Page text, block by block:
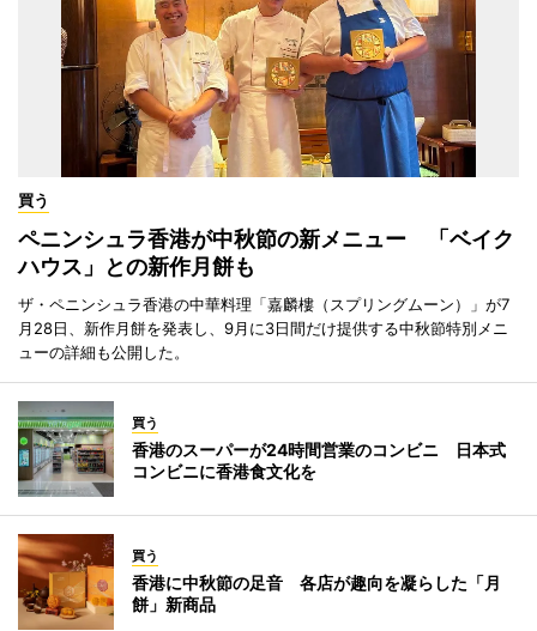
買う
ペニンシュラ香港が中秋節の新メニュー 「ベイク
ハウス」との新作月餅も
ザ・ペニンシュラ香港の中華料理「嘉麟樓（スプリングムーン）」が7
月28日、新作月餅を発表し、9月に3日間だけ提供する中秋節特別メニ
ューの詳細も公開した。
買う
香港のスーパーが24時間営業のコンビニ 日本式
コンビニに香港食文化を
買う
香港に中秋節の足音 各店が趣向を凝らした「月
餅」新商品